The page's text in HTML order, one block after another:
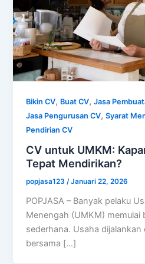
Bikin CV, Buat CV,Jasa
Jasa Pengurusan CV,Syarat
Pendirian CV
CV untuk UMKM:
Tepat Mendirikan?
popjasa123/Januari 22, 2026
POPJASA – Banyak pelaku
Menengah (UMKM) memulai
sederhana. Usaha dijalankan
bersama […]